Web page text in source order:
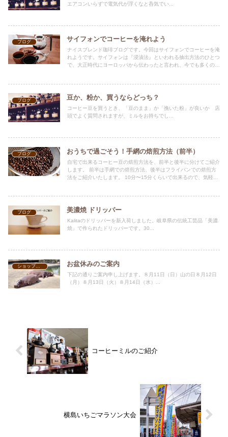
エアコンいらずで電気代が浮くなと呑気でい...
ブログ サイフォンでコーヒーを淹れよう
ナイスブレンド珈琲ブログです。今回はサイフォンでコーヒーを淹
れようです。サイフォンは『浸漬法』といわれる抽出方法のひとつ
で、大正時代にヨーロッパから伝わったと言われ、今でも多くの方
して落ちてくる様子が、科学の実験のようで目を引きますね。
ブログ 豆か、粉か、買うならどっち？
コーヒー豆を買うとき、「豆のまま」か「挽いた粉」が良いか 店
頭でよく質問されますが、ミルをお持ちでし...
ブログ おうちで過ごそう！手網の焙煎方法（前半）
自宅で出来るコーヒー豆の焙煎方法を、前半と後半に分けてご紹介
します。 前半は手網での焙煎方法、後半はフライパンでの焙煎方
法をご紹介いたします。 10分〜15分くらいで出来るので、気軽に
ブログ 美濃焼 ドリッパー
Kalitaのドリッパーを新入荷しました。岐阜県の伝統工芸品「美濃
焼」で作られたドリッパーです。30...
ショップ案内 お盆休みのご案内
下記の通りご案内申し上げます。８月11日（日）山の日８月12日
（月）８月13日（火）８月14日（水）...
コーヒーミルのご紹介
横島いちごマラソン大会